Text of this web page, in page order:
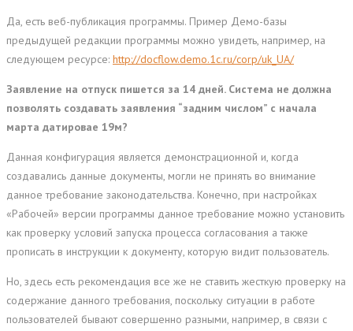
Да, есть веб-публикация программы. Пример Демо-базы
предыдущей редакции программы можно увидеть, например, на
следующем ресурсе: http://docflow.demo.1c.ru/corp/uk_UA/
Заявление на отпуск пишется за 14 дней. Система не должна
позволять создавать заявления “задним числом” с начала
марта датировае 19м?
Данная конфигурация является демонстрационной и, когда
создавались данные документы, могли не принять во внимание
данное требование законодательства. Конечно, при настройках
«Рабочей» версии программы данное требование можно установить
как проверку условий запуска процесса согласования а также
прописать в инструкции к документу, которую видит пользователь.
Но, здесь есть рекомендация все же не ставить жесткую проверку на
содержание данного требования, поскольку ситуации в работе
пользователей бывают совершенно разными, например, в связи с